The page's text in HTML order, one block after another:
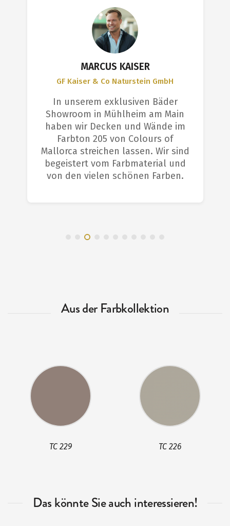
MARCUS KAISER
GF Kaiser & Co Naturstein GmbH
In unserem exklusiven Bäder
Showroom in Mühlheim am Main
haben wir Decken und Wände im
Farbton 205 von Colours of
Mallorca streichen lassen. Wir sind
begeistert vom Farbmaterial und
von den vielen schönen Farben.
Aus der Farbkollektion
TC 229 TC 226
Das könnte Sie auch interessieren!